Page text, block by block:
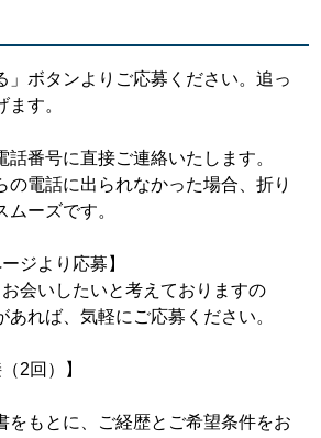
」ボタンよりご応募ください。追っ
す。
話番号に直接ご連絡いたします。
の電話に出られなかった場合、折り
ーズです。
ジより応募】
会いしたいと考えておりますの
あれば、気軽にご応募ください。
2回）】
をもとに、ご経歴とご希望条件をお